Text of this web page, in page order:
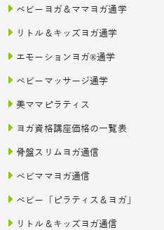
ベビーヨガ＆ママヨガ通学
リトル＆キッズヨガ通学
エモーションヨガ®通学
ベビーマッサージ通学
美ママピラティス
ヨガ資格講座価格の一覧表
骨盤スリムヨガ通信
ベビママヨガ通信
ベビー「ピラティス＆ヨガ」
リトル＆キッズヨガ通信